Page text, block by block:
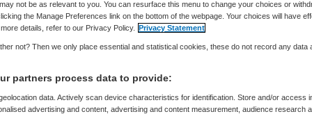
Laura van Elst 20 september 2023
not be as relevant to you. You can resurface this menu to change your choices or
the Manage Preferences link on the bottom of the webpage. Your choices will have
details, refer to our Privacy Policy. Privacy Statement
not? Then we only place essential and statistical cookies, these do not record any data
partners process data to provide:
data. Actively scan device characteristics for identification. Store and/or access
advertising and content, advertising and content measurement, audience research